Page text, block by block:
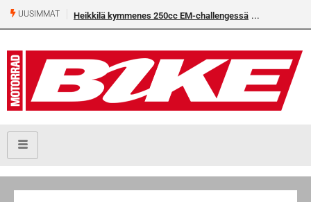
UUSIMMAT Heikkilä kymmenes 250cc EM-challengessä